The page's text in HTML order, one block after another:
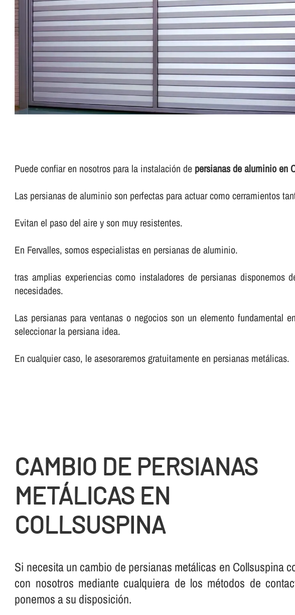
Puede confiar en nosotros para la instalación de persianas de aluminio en
Las persianas de aluminio son perfectas para actuar como cerramientos
Evitan el paso del aire y son muy resistentes.
En Fervalles, somos especialistas en persianas de aluminio.
tras amplias experiencias como instaladores de persianas
necesidades.
Las persianas para ventanas o negocios son un elemento
seleccionar la persiana idea.
En cualquier caso, le asesoraremos gratuitamente en persianas metálicas.
CAMBIO DE PERSIANAS
METÁLICAS EN
COLLSUSPINA
Si necesita un cambio de persianas metálicas en Collsuspina
con nosotros mediante cualquiera de los métodos de
ponemos a su disposición.